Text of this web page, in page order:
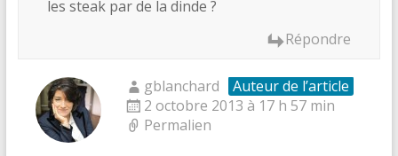
les steak par de la dinde ?
Répondre
gblanchard
Auteur de l’article
2 octobre 2013 à 17 h 57 min
Permalien